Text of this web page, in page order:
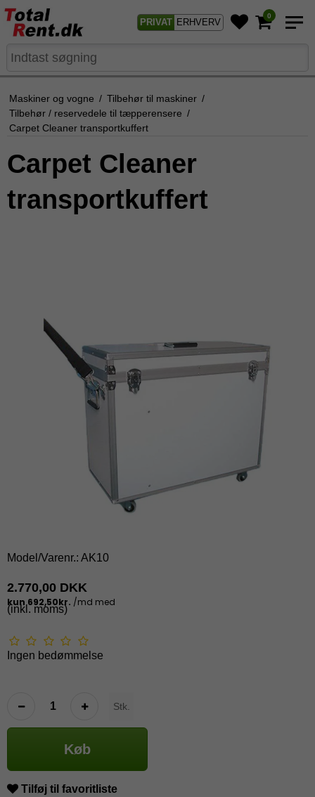
PRIVAT ERHVERV
0
Maskiner og vogne / Tilbehør til maskiner /
Tilbehør / reservedele til tæpperensere /
Carpet Cleaner transportkuffert
Carpet Cleaner
transportkuffert
Model/Varenr.: AK10
2.770,00 DKK
(inkl. moms)
Ingen bedømmelse
Stk.
Køb
Tilføj til favoritliste